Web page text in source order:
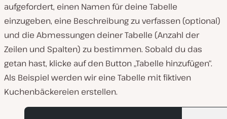
aufgefordert, einen Namen für deine Tabelle
einzugeben, eine Beschreibung zu verfassen (optional)
und die Abmessungen deiner Tabelle (Anzahl der
Zeilen und Spalten) zu bestimmen. Sobald du das
getan hast, klicke auf den Button „Tabelle hinzufügen“.
Als Beispiel werden wir eine Tabelle mit fiktiven
Kuchenbäckereien erstellen.